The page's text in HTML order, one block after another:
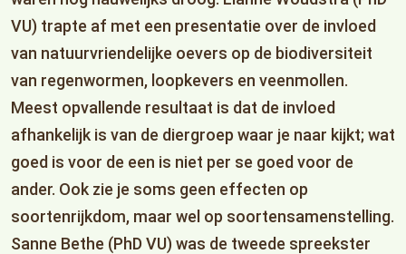
VU) trapte af met een presentatie over de invloed
van natuurvriendelijke oevers op de biodiversiteit
van regenwormen, loopkevers en veenmollen.
Meest opvallende resultaat is dat de invloed
afhankelijk is van de diergroep waar je naar kijkt; wat
goed is voor de een is niet per se goed voor de
ander. Ook zie je soms geen effecten op
soortenrijkdom, maar wel op soortensamenstelling.
Sanne Bethe (PhD VU) was de tweede spreekster